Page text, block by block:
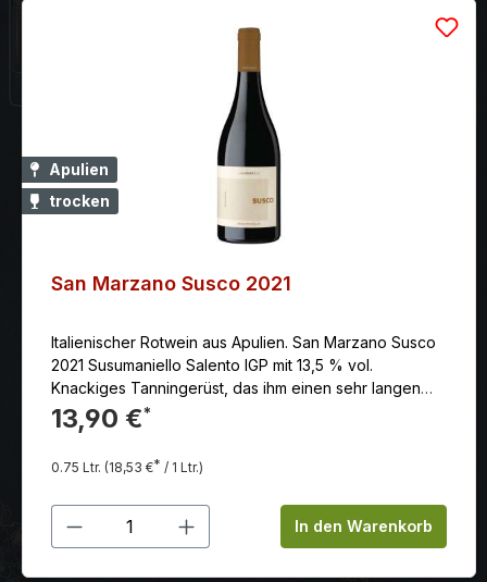
Apulien
trocken
San Marzano Susco 2021
Italienischer Rotwein aus Apulien. San Marzano Susco
2021 Susumaniello Salento IGP mit 13,5 % vol.
Knackiges Tanningerüst, das ihm einen sehr langen
Nachhall verleiht.
13,90 €*
0.75 Ltr. (18,53 €* / 1 Ltr.)
Produkt Anzahl: Gib denIn den Warenkorb